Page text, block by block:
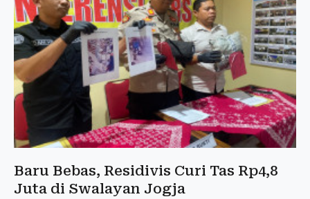
Baru Bebas, Residivis Curi Tas Rp4,8
Juta di Swalayan Jogja